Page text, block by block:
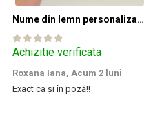
Nume din lemn personalizate pentru panouri foto și baloane - Pret 1 NUME
Achizitie verificata
Roxana Iana, Acum 2 luni
Exact ca și în poză!!